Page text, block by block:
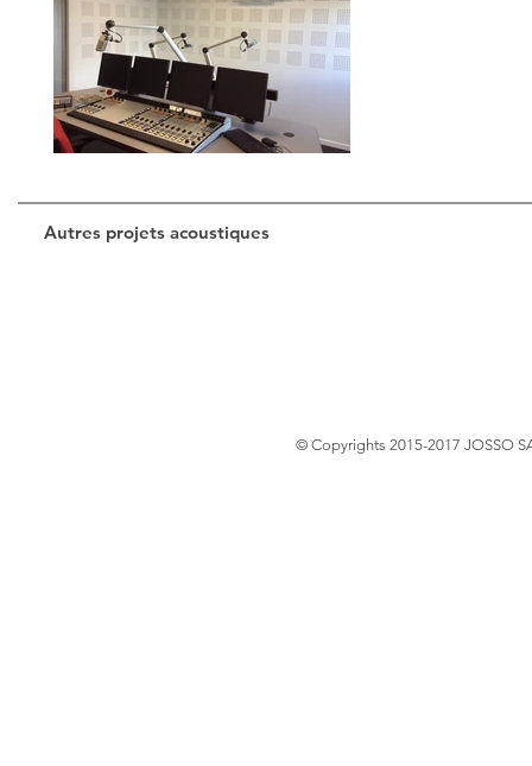
Autres projets acoustiques
© Copyrights 2015-2017 JOSSO